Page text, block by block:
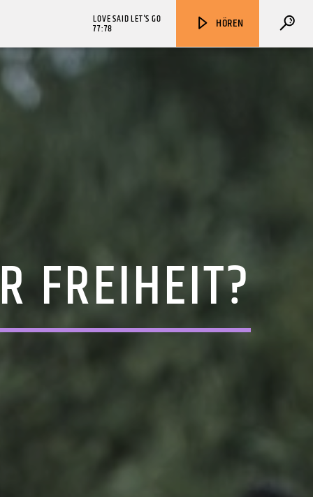
HÖREN
LOVE SAID LET'S GO
77:78
ZU HÖREN IN
Münster
Steinfurt
FREIHEIT?